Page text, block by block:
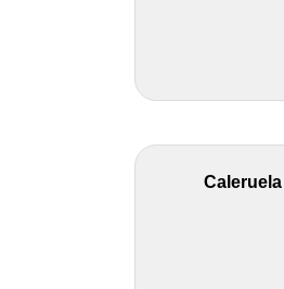
Caleruela